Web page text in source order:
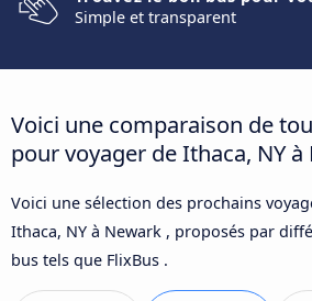
Simple et transparent
Voici une comparaison de
pour voyager de Ithaca, NY
Voici une sélection des prochains
Ithaca, NY à Newark , proposés par
bus tels que FlixBus .